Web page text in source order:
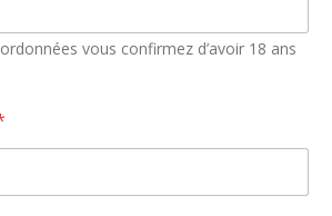
vous confirmez d’avoir 18 ans